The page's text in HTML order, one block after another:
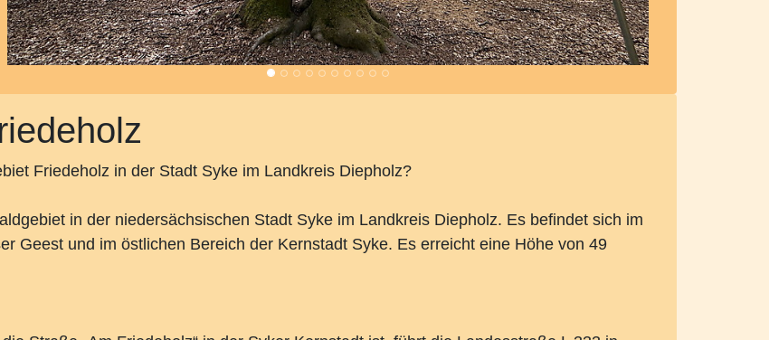
Friedeholz in der Stadt Syke im Landkreis Diepholz?
in der niedersächsischen Stadt Syke im Landkreis Diepholz. Es befindet sich im
Geest und im östlichen Bereich der Kernstadt Syke. Es erreicht eine Höhe von 49